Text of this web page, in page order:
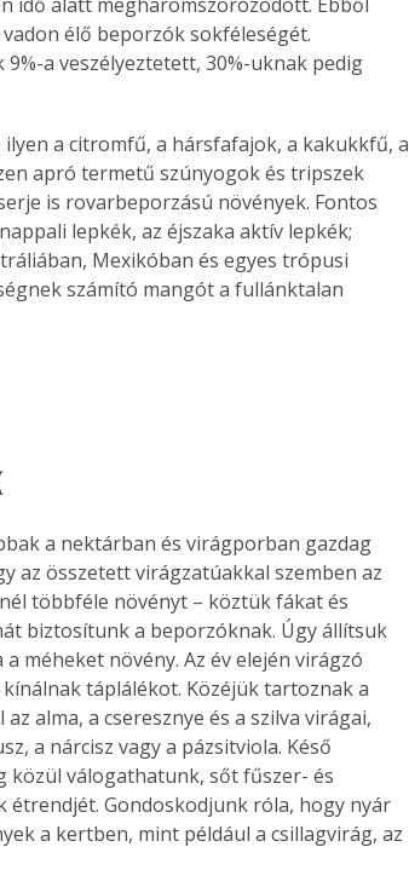
itt!
élő beporzók sokféleségét.
a veszélyeztetett, 30%-uknak pedig
a citromfű, a hársfafajok, a kakukkfű, a
apró termetű szúnyogok és tripszek
is rovarbeporzású növények. Fontos
lepkék, az éjszaka aktív lepkék;
Mexikóban és egyes trópusi
számító mangót a fullánktalan
a nektárban és virágporban gazdag
az összetett virágzatúakkal szemben az
többféle növényt – köztük fákat és
biztosítunk a beporzóknak. Úgy állítsuk
méheket növény. Az év elején virágzó
táplálékot. Közéjük tartoznak a
alma, a cseresznye és a szilva virágai,
a nárcisz vagy a pázsitviola. Késő
közül válogathatunk, sőt fűszer- és
étrendjét. Gondoskodjunk róla, hogy nyár
a kertben, mint például a csillagvirág, az